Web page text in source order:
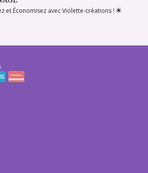
et Économisez avec Violette-créations ! 🌟